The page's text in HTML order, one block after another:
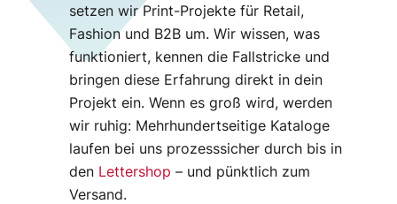
Marketingportal
Fulfillment
Print Service
PoS & OoH
Prospekte
Social Media
Verpackungen
Print Service
Website
https://www.conrad.de/
Leistungen
Programmatic
Printing
setzen wir Print-Projekte für Retail,
Fashion und B2B um. Wir wissen, was
funktioniert, kennen die Fallstricke und
bringen diese Erfahrung direkt in dein
Projekt ein. Wenn es groß wird, werden
wir ruhig: Mehrhundertseitige Kataloge
laufen bei uns prozesssicher durch bis in
den Lettershop – und pünktlich zum
Versand.